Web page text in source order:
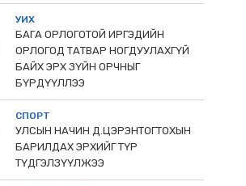
УИХ
БАГА ОРЛОГОТОЙ ИРГЭДИЙН
ОРЛОГОД ТАТВАР НОГДУУЛАХГҮЙ
БАЙХ ЭРХ ЗҮЙН ОРЧНЫГ
БҮРДҮҮЛЛЭЭ
СПОРТ
УЛСЫН НАЧИН Д.ЦЭРЭНТОГТОХЫН
БАРИЛДАХ ЭРХИЙГ ТҮР
ТҮДГЭЛЗҮҮЛЖЭЭ